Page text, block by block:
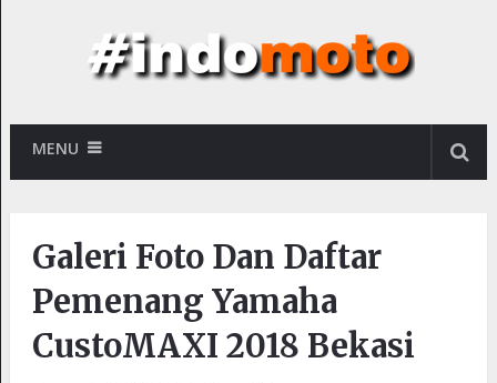
MENU
Galeri Foto Dan Daftar
Pemenang Yamaha
CustoMAXI 2018 Bekasi